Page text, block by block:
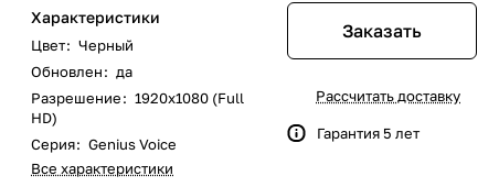
Характеристики
Цвет: Черный
Обновлен: да
Разрешение: 1920x1080 (Full
HD)
Серия: Genius Voice
Все характеристики
Заказать
Рассчитать доставку
Гарантия 5 лет